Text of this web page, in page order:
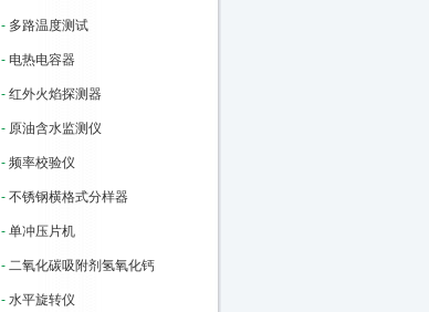
- 多路温度测试
- 电热电容器
- 红外火焰探测器
- 原油含水监测仪
- 频率校验仪
- 不锈钢横格式分样器
- 单冲压片机
- 二氧化碳吸附剂氢氧化钙
- 水平旋转仪